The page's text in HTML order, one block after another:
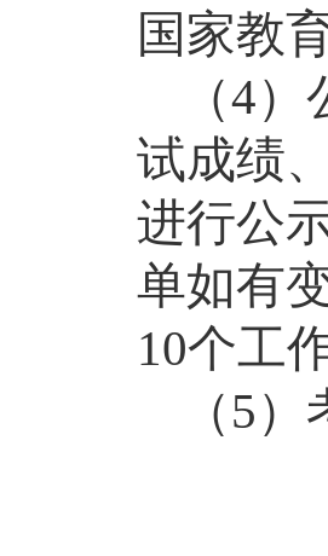
国家教
（4）
试成绩
进行公
单如有
10个工
（5）